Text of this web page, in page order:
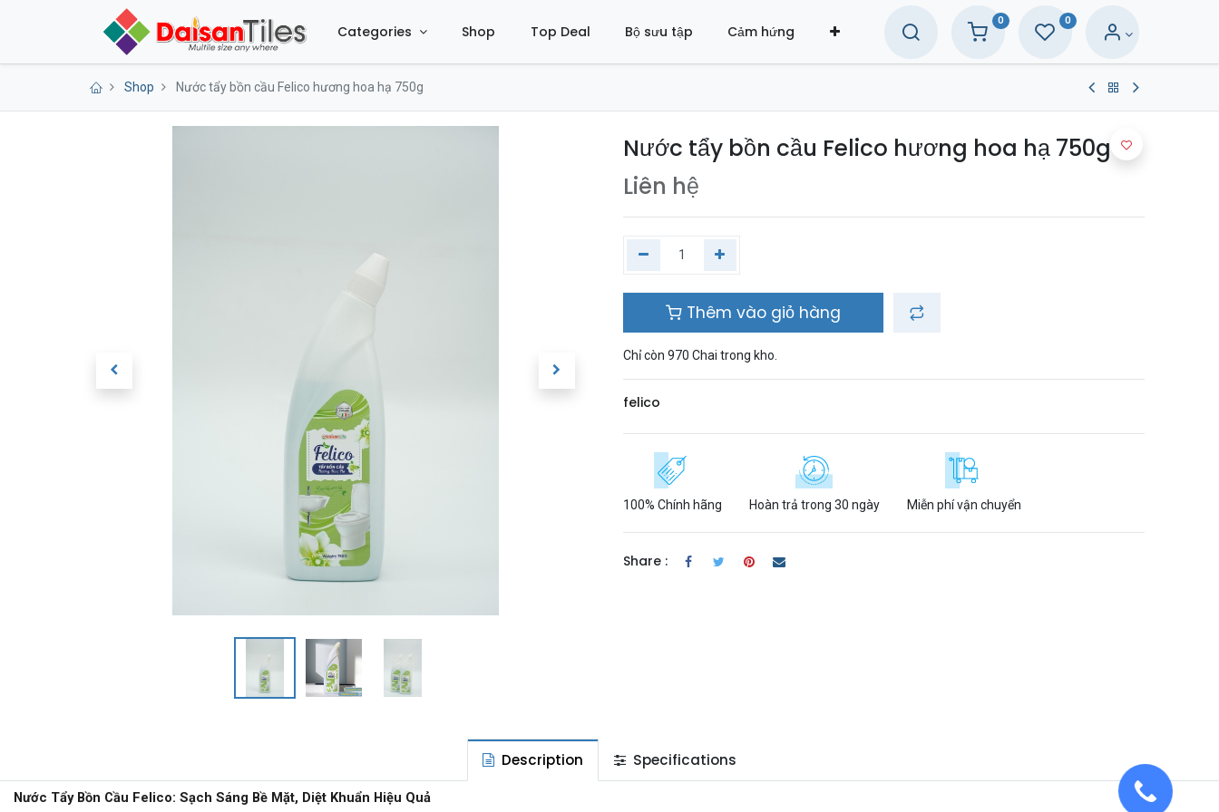
Categories Shop Top Deal Bộ sưu tập Cảm hứng
0 0
Shop Nước tẩy bồn cầu Felico hương hoa hạ 750g
Nước tẩy bồn cầu Felico hương hoa hạ 750g
Liên hệ
Thêm vào giỏ hàng
Chỉ còn 970 Chai trong kho.
felico
100% Chính hãng Hoàn trả trong 30 ngày Miễn phí vận chuyển
Share :
Description Specifications
Nước Tẩy Bồn Cầu Felico: Sạch Sáng Bề Mặt, Diệt Khuẩn Hiệu Quả